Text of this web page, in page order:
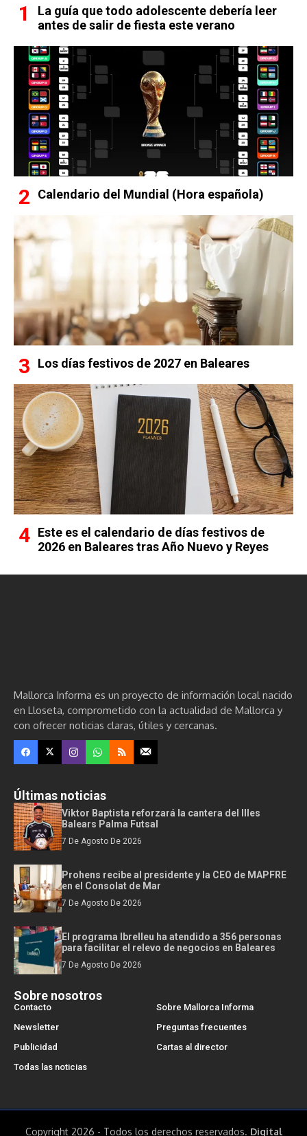
La guía que todo adolescente debería leer
antes de salir de fiesta este verano
Calendario del Mundial (Hora española)
Los días festivos de 2027 en Baleares
Este es el calendario de días festivos de
2026 en Baleares tras Año Nuevo y Reyes
Mallorca Informa es un proyecto de información local nacido
en Lloseta, comprometido con la actualidad de Mallorca y
con ofrecer noticias claras, útiles y cercanas.
Últimas noticias
Viktor Baptista reforzará la cantera del Illes
Balears Palma Futsal
7 De Agosto De 2026
Prohens recibe al presidente y la CEO de MAPFRE
en el Consolat de Mar
7 De Agosto De 2026
El programa Ibrelleu ha atendido a 356 personas
para facilitar el relevo de negocios en Baleares
7 De Agosto De 2026
Sobre nosotros
Contacto
Sobre Mallorca Informa
Newsletter
Preguntas frecuentes
Publicidad
Cartas al director
Todas las noticias
Copyright 2026 - Todos los derechos reservados. Digital